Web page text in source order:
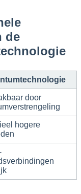
de
door
hogere